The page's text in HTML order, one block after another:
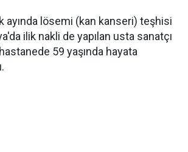
ayında lösemi (kan kanseri) teşhisi
ilik nakli de yapılan usta sanatçı
59 yaşında hayata